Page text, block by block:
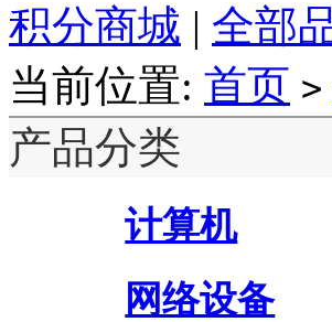
积分商城 | 全部
当前位置: 首页 >
产品分类
计算机
网络设备